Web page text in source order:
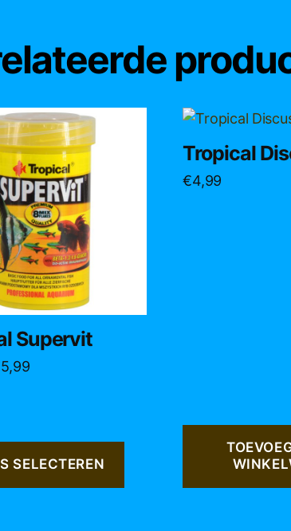
Supervit
5,99Prijsklasse:
SELECTEREN
Tropical
€4,99